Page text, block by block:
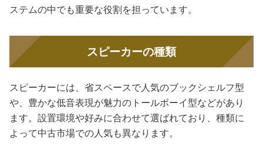
ステムの中でも重要な役割を担っています。
スピーカーの種類
スピーカーには、省スペースで人気のブックシェルフ型
や、豊かな低音表現が魅力のトールボーイ型などがあり
ます。設置環境や好みに合わせて選ばれており、種類に
よって中古市場での人気も異なります。